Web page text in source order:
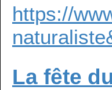
https://
La fête